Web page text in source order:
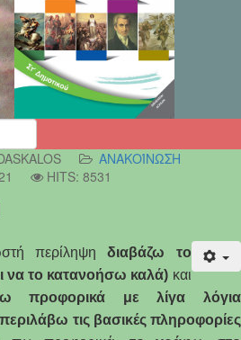
ΑΝΑΚΟΊΝΩΣΗ
HITS: 8531
περίληψη διαβάζω το
να το κατανοήσω καλά) και
με λίγα λόγια
τις βασικές πληροφορίες